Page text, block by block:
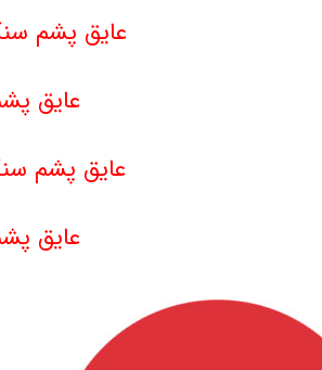
عایق پشم سنگ لحافی 5
عایق
عایق پشم سنگ پتویی 5
عایق